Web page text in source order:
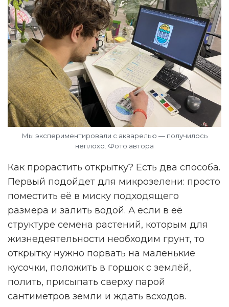
Мы экспериментировали с акварелью — получилось
неплохо. Фото автора
Как прорастить открытку? Есть два способа.
Первый подойдет для микрозелени: просто
поместить её в миску подходящего
размера и залить водой. А если в её
структуре семена растений, которым для
жизнедеятельности необходим грунт, то
открытку нужно порвать на маленькие
кусочки, положить в горшок с землёй,
полить, присыпать сверху парой
сантиметров земли и ждать всходов.